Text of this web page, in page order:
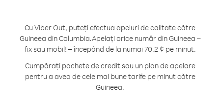
Cu Viber Out, puteți efectua apeluri de calitate către
Guineea din Columbia.Apelați orice număr din Guineea –
fix sau mobil! – începând de la numai 70.2 ¢ pe minut.
Cumpărați pachete de credit sau un plan de apelare
pentru a avea de cele mai bune tarife pe minut către
Guineea.